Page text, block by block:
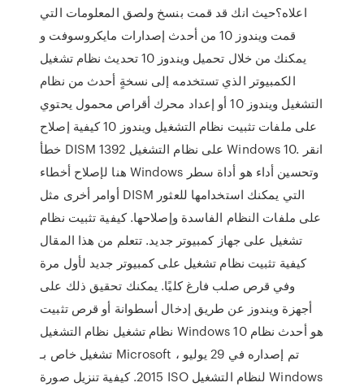
اعلاه؟حيث انك قد قمت بنسخ ولصق المعلومات التي
قمت ويندوز 10 من أحدث إصدارات مايكروسوفت و
يمكنك من خلال تحميل ويندوز 10 تحديث نظام تشغيل
الكمبيوتر الذي تستخدمه إلى نسخةٍ أحدث من نظام
التشغيل ويندوز 10 أو إعداد محرك أقراص محمول يحتوي
على ملفات تثبيت نظام التشغيل ويندوز 10 كيفية إصلاح
خطأ DISM 1392 على نظام التشغيل Windows 10. انقر
هنا لإصلاح أخطاء Windows وتحسين أداء هو أداة سطر
أوامر أخرى مثل DISM التي يمكنك استخدامها للعثور
على ملفات النظام الفاسدة وإصلاحها. كيفية تثبيت نظام
تشغيل على جهاز كمبيوتر جديد. تتعلم من هذا المقال
كيفية تثبيت نظام تشغيل على كمبيوتر جديد لأول مرة
وفي قرص صلب فارغ كليًا. يمكنك تحقيق ذلك على
أجهزة ويندوز عن طريق إدخال أسطوانة أو قرص تثبيت
نظام تشغيل نظام التشغيل Windows 10 هو أحدث نظام
تشغيل خاص بـ Microsoft ، تم إصداره في 29 يوليو
2015. كيفية تنزيل صورة ISO لنظام التشغيل Windows